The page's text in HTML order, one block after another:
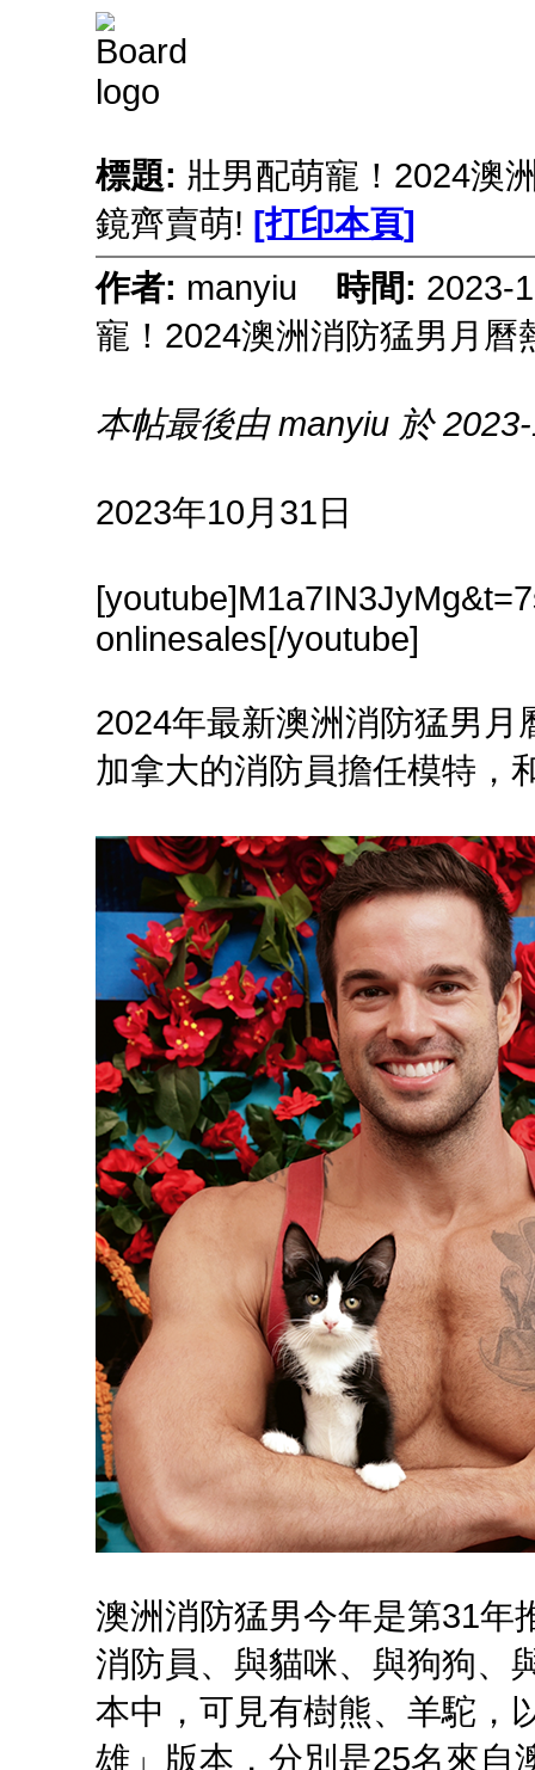
標題: 壯男配萌寵！2024澳
鏡齊賣萌! [打印本頁]
作者: manyiu 時間:
寵！2024澳洲消防猛男月
本帖最後由 manyiu 於
2023年10月31日
onlinesales[/youtube]
2024年最新澳洲消防猛男
加拿大的消防員擔任模特，
澳洲消防猛男今年是第31年
消防員、與貓咪、與狗狗、
本中，可見有樹熊、羊駝，
雄」版本，分別是25名來自